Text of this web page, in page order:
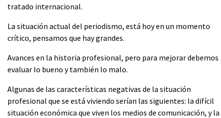
tratado internacional.
La situación actual del periodismo, está hoy en un momento
crítico, pensamos que hay grandes.
Avances en la historia profesional, pero para mejorar debemos
evaluar lo bueno y también lo malo.
Algunas de las características negativas de la situación
profesional que se está viviendo serían las siguientes: la difícil
situación económica que viven los medios de comunicación, y la